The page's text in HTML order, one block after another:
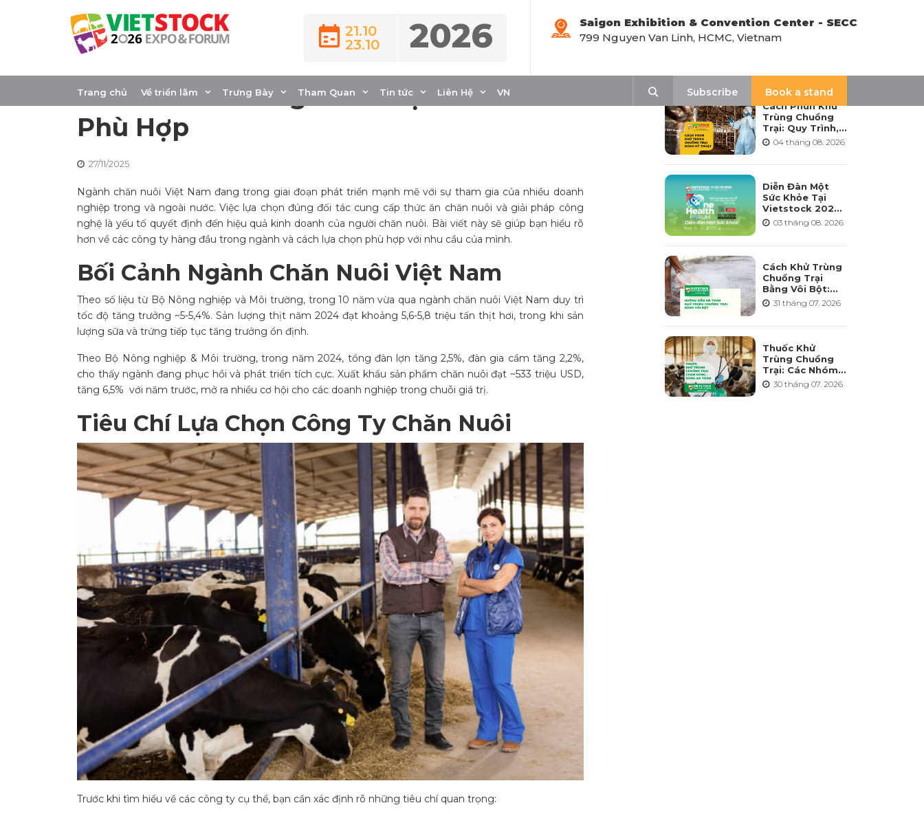
21.10
23.10
2026
Saigon Exhibition & Convention Center - SECC
799 Nguyen Van Linh, HCMC, Vietnam
Trang chủ Về triển lãm Trưng Bày Tham Quan Tin tức Liên Hệ VN
Subscribe
Book a stand
Top 10 Công Ty Chăn Nuôi Uy Tín Việt
Nam 2025: Hướng Dẫn Chọn Đối Tác
Phù Hợp
27/11/2025
Ngành chăn nuôi Việt Nam đang trong giai đoạn phát triển mạnh mẽ với sự tham gia của nhiều doanh
nghiệp trong và ngoài nước. Việc lựa chọn đúng đối tác cung cấp thức ăn chăn nuôi và giải pháp công
nghệ là yếu tố quyết định đến hiệu quả kinh doanh của người chăn nuôi. Bài viết này sẽ giúp bạn hiểu rõ
hơn về các công ty hàng đầu trong ngành và cách lựa chọn phù hợp với nhu cầu của mình.
Bối Cảnh Ngành Chăn Nuôi Việt Nam
Theo số liệu từ Bộ Nông nghiệp và Môi trường, trong 10 năm vừa qua ngành chăn nuôi Việt Nam duy trì
tốc độ tăng trưởng ~5-5,4%. Sản lượng thịt năm 2024 đạt khoảng 5,6-5,8 triệu tấn thịt hơi, trong khi sản
lượng sữa và trứng tiếp tục tăng trưởng ổn định.
Theo Bộ Nông nghiệp & Môi trường, trong năm 2024, tổng đàn lợn tăng 2,5%, đàn gia cầm tăng 2,2%,
cho thấy ngành đang phục hồi và phát triển tích cực. Xuất khẩu sản phẩm chăn nuôi đạt ~533 triệu USD,
tăng 6,5% với năm trước, mở ra nhiều cơ hội cho các doanh nghiệp trong chuỗi giá trị.
Tiêu Chí Lựa Chọn Công Ty Chăn Nuôi
Trước khi tìm hiểu về các công ty cụ thể, bạn cần xác định rõ những tiêu chí quan trọng:
Cách Phun Khử
Trùng Chuồng
Trại: Quy Trình,
Tần Suất Và Lưu
Ý Khi Sử Dụng
04 tháng 08. 2026
Diễn Đàn Một
Sức Khỏe Tại
Vietstock 2026:
Hướng Tới Phát
Triển Ngành
03 tháng 08. 2026
Cách Khử Trùng
Chuồng Trại
Bằng Vôi Bột:
Cách Rải, Thời
Điểm Và Những
31 tháng 07. 2026
Thuốc Khử
Trùng Chuồng
Trại: Các Nhóm
Hoạt Chất, Cách
Chọn Và Lưu Ý
30 tháng 07. 2026